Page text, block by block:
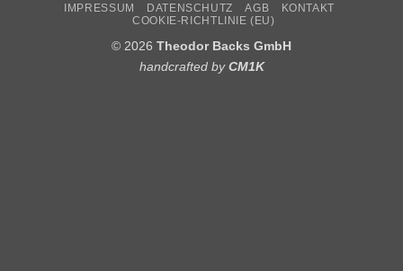
IMPRESSUM DATENSCHUTZ AGB
KONTAKT
COOKIE-RICHTLINIE (EU)
© 2026 Theodor Backs GmbH
handcrafted byCM1K